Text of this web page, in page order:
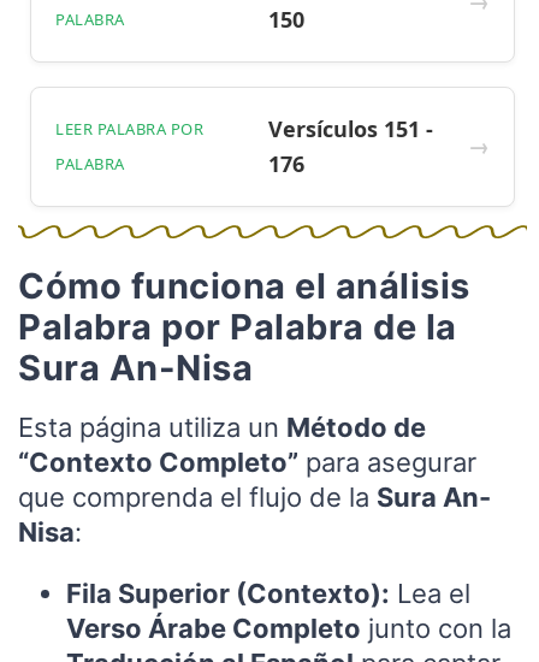
PALABRA
150
LEER PALABRA POR
PALABRA
Versículos 151 -
176
Cómo funciona el análisis
Palabra por Palabra de la
Sura An-Nisa
Esta página utiliza un Método de
“Contexto Completo” para asegurar
que comprenda el flujo de la Sura An-
Nisa:
Fila Superior (Contexto): Lea el
Verso Árabe Completo junto con la